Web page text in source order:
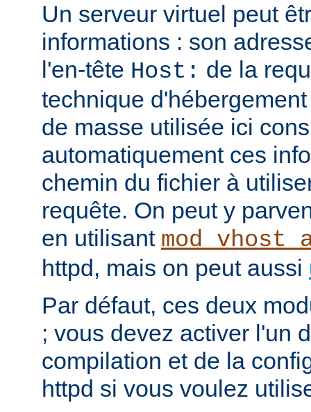
Un serveur virtuel peut
informations : son
l'en-tête Host: de la
technique
de masse utilisée ici
automatiquement ces
chemin du fichier à
requête. On peut y
en utilisant
httpd, mais on peut aussi
Par défaut, ces deux
; vous devez activer l'un
compilation et de la
httpd si vous voulez